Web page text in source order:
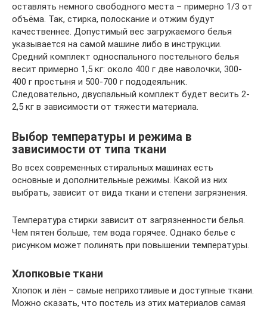
оставлять немного свободного места – примерно 1/3 от
объёма. Так, стирка, полоскание и отжим будут
качественнее. Допустимый вес загружаемого белья
указывается на самой машине либо в инструкции.
Средний комплект односпального постельного белья
весит примерно 1,5 кг: около 400 г две наволочки, 300-
400 г простыня и 500-700 г пододеяльник.
Следовательно, двуспальный комплект будет весить 2-
2,5 кг в зависимости от тяжести материала.
Выбор температуры и режима в
зависимости от типа ткани
Во всех современных стиральных машинах есть
основные и дополнительные режимы. Какой из них
выбрать, зависит от вида ткани и степени загрязнения.
Температура стирки зависит от загрязненности белья.
Чем пятен больше, тем вода горячее. Однако белье с
рисунком может полинять при повышении температуры.
Хлопковые ткани
Хлопок и лён – самые неприхотливые и доступные ткани.
Можно сказать, что постель из этих материалов самая